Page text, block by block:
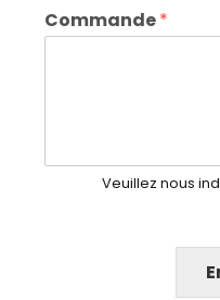
Commande*
Veuillez nous